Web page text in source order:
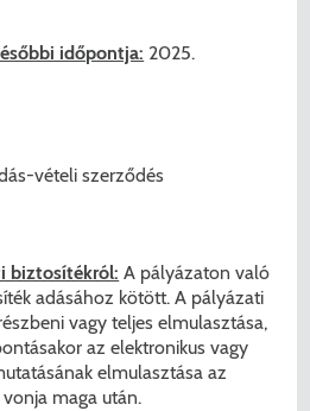
időpontja: 2025.
vételi szerződés
biztosítékról: A pályázaton való
adásához kötött. A pályázati
vagy teljes elmulasztása,
az elektronikus vagy
elmulasztása az
maga után.